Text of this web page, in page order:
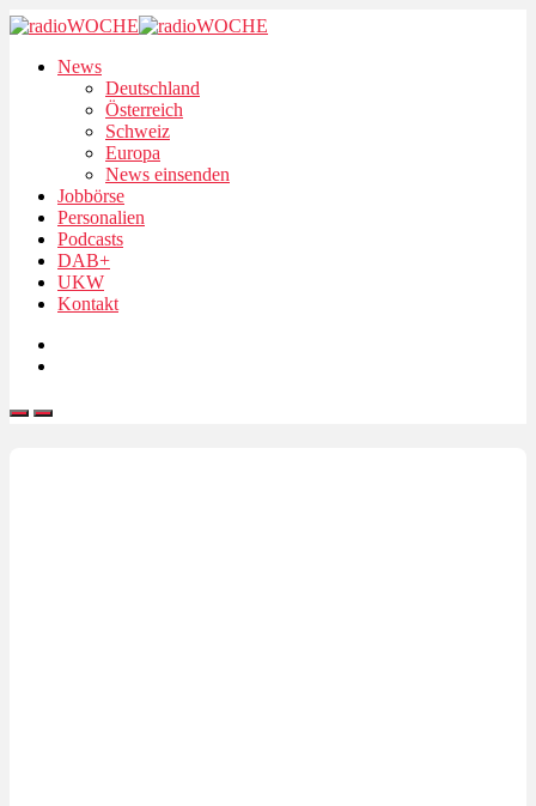
News
Deutschland
Österreich
Schweiz
Europa
News einsenden
Jobbörse
Personalien
Podcasts
DAB+
UKW
Kontakt